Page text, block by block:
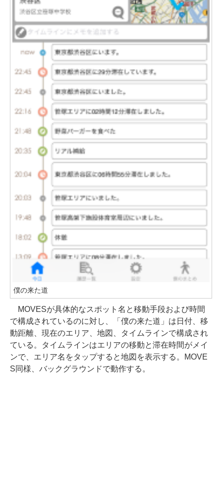
僕の来た道
MOVESが具体的なスポット名と移動手段および時間
で構成されているのに対し、「僕の来た道」は日付、移
動距離、現在のエリア、地図、タイムラインで構成され
ている。タイムラインはエリアの移動と滞在時間がメイ
ンで、エリア名をタップすると地図を表示する。MOVE
S同様、バックグラウンドで動作する。